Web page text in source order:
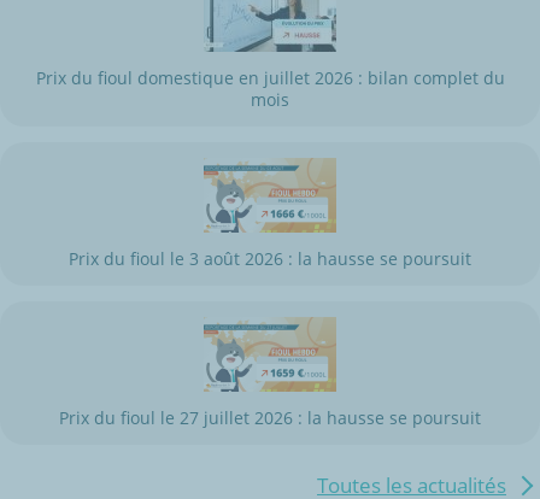
Prix du fioul domestique en juillet 2026 : bilan complet du
mois
Prix du fioul le 3 août 2026 : la hausse se poursuit
Prix du fioul le 27 juillet 2026 : la hausse se poursuit
Toutes les actualités